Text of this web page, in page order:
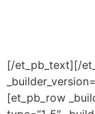
[/et_pb_text][/
[et_pb_row